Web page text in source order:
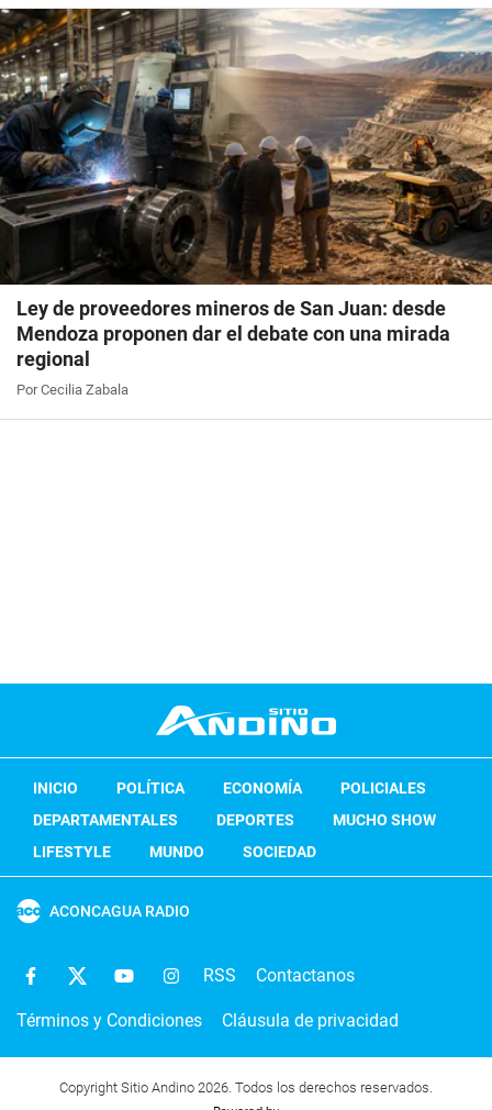
Ley de proveedores mineros de San Juan: desde
Mendoza proponen dar el debate con una mirada
regional
Por Cecilia Zabala
INICIO POLÍTICA ECONOMÍA
POLICIALES
DEPARTAMENTALES
DEPORTES
MUCHO SHOW
LIFESTYLE
MUNDO SOCIEDAD
ACONCAGUA RADIO
RSS Contactanos
Términos y Condiciones Cláusula de privacidad
Copyright Sitio Andino 2026. Todos los derechos reservados.